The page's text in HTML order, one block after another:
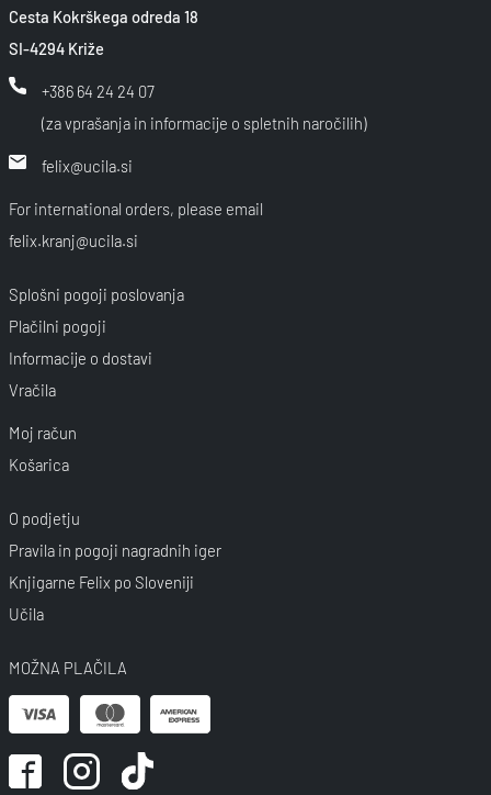
Cesta Kokrškega odreda 18
SI-4294 Križe
+386 64 24 24 07
(za vprašanja in informacije o spletnih naročilih)
felix@ucila.si
For international orders, please email
felix.kranj@ucila.si
Splošni pogoji poslovanja
Plačilni pogoji
Informacije o dostavi
Vračila
Moj račun
Košarica
O podjetju
Pravila in pogoji nagradnih iger
Knjigarne Felix po Sloveniji
Učila
MOŽNA PLAČILA